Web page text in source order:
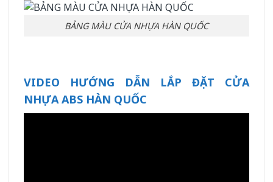
BẢNG MÀU CỬA NHỰA HÀN QUỐC
VIDEO HƯỚNG DẪN LẮP ĐẶT CỬA
NHỰA ABS HÀN QUỐC